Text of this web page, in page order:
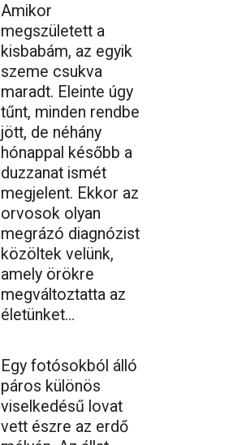
Amikor
megszületett a
kisbabám, az egyik
szeme csukva
maradt. Eleinte úgy
tűnt, minden rendbe
jött, de néhány
hónappal később a
duzzanat ismét
megjelent. Ekkor az
orvosok olyan
megrázó diagnózist
közöltek velünk,
amely örökre
megváltoztatta az
életünket…
Egy fotósokból álló
páros különös
viselkedésű lovat
vett észre az erdő